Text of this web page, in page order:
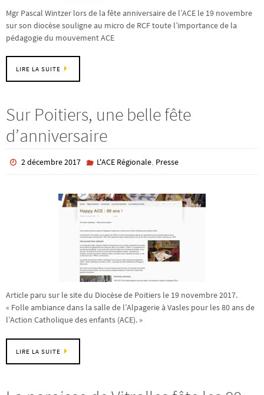
Mgr Pascal Wintzer lors de la fête anniversaire de l’ACE le 19 novembre
sur son diocèse souligne au micro de RCF toute l’importance de la
pédagogie du mouvement ACE
LIRE LA SUITE
Sur Poitiers, une belle fête
d’anniversaire
2 décembre 2017 L'ACE Régionale, Presse
Article paru sur le site du Diocèse de Poitiers le 19 novembre 2017.
« Folle ambiance dans la salle de l’Alpagerie à Vasles pour les 80 ans de
l’Action Catholique des enfants (ACE). »
LIRE LA SUITE